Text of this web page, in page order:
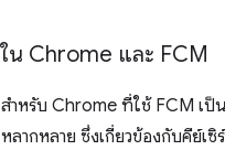
ใน Chrome และ FCM
สําหรับ Chrome ที่ใช้ FCM เป็
หลากหลาย ซึ่งเกี่ยวข้องกับคีย์เ